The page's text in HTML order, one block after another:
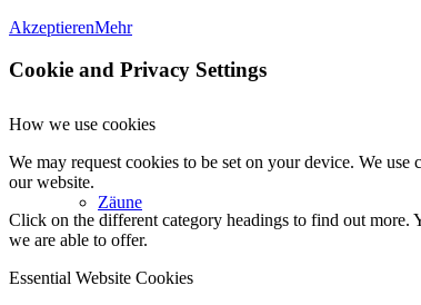
Zäune
AkzeptierenMehr
Cookie and Privacy Settings
How we use cookies
We may request cookies to be set on your device. We
our website.
Click on the different category headings to find out more.
we are able to offer.
Essential Website Cookies